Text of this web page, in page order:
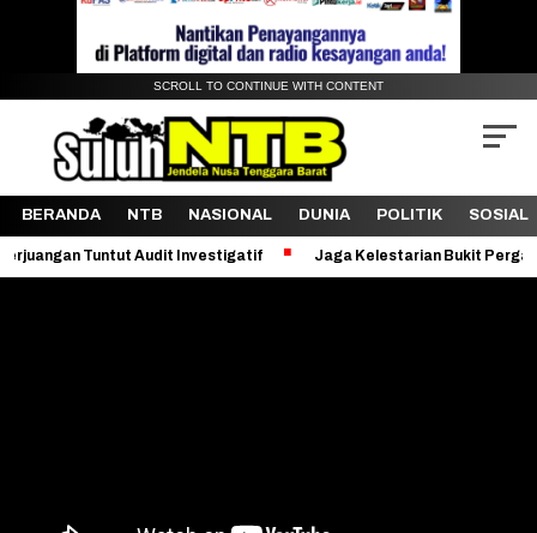
SCROLL TO CONTINUE WITH CONTENT
BERANDA NTB NASIONAL DUNIA POLITIK SOSIAL
Audit Investigatif Jaga Kelestarian Bukit Pergasingan, KKN